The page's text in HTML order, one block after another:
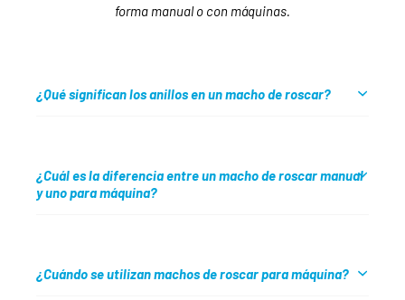
forma manual o con máquinas.
¿Qué significan los anillos en un macho de roscar?
¿Cuál es la diferencia entre un macho de roscar manual
y uno para máquina?
¿Cuándo se utilizan machos de roscar para máquina?